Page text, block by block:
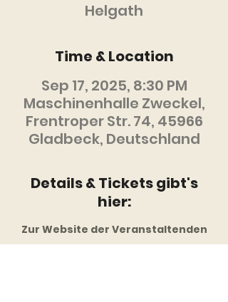
Helgath
Time & Location
Sep 17, 2025, 8:30 PM
Maschinenhalle Zweckel,
Frentroper Str. 74, 45966
Gladbeck, Deutschland
Details & Tickets gibt's
hier:
Zur Website der Veranstaltenden